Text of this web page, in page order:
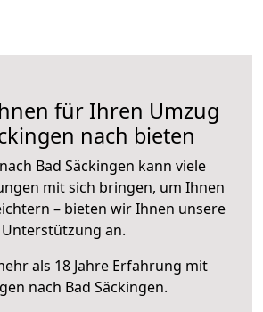
für Ihren Umzug
nach bieten
nach Bad Säckingen kann viele
mit sich bringen, um Ihnen
– bieten wir Ihnen unsere
Unterstützung an.
als 18 Jahre Erfahrung mit
nach Bad Säckingen.